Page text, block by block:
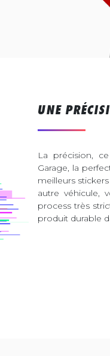
UNE
La précision,
Garage, la
meilleurs
autre véhicule,
process très
produit durable